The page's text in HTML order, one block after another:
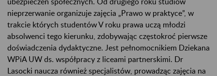
nieprzerwanie organizuje zajęcia „Prawo w praktyce”, w
trakcie których studentów V roku prawa uczą młodzi
absolwenci tego kierunku, zdobywając częstokroć pierwsze
doświadczenia dydaktyczne. Jest pełnomocnikiem Dziekana
WPiA UW ds. współpracy z liceami partnerskimi. Dr
Lasocki naucza również specjalistów, prowadząc zajęcia na